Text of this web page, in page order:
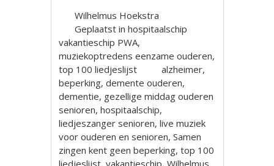
Wilhelmus Hoekstra
Geplaatst inhospitaalschip
vakantieschip PWA,
muziekoptredens eenzame ouderen,
top 100 liedjeslijst
alzheimer,
beperking,demente ouderen,
dementie, gezellige middag ouderen
senioren,hospitaalschip,
liedjeszanger senioren,live muziek
voor ouderen en senioren,Samen
zingen kent geen beperking,top 100
liedjeslijst,vakantieschip,Wilhelmus